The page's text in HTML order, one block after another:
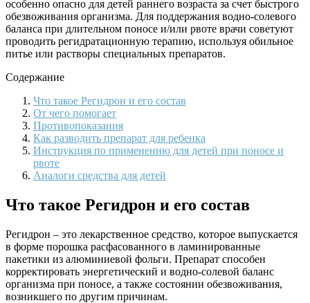
особенно опасно для детей раннего возраста за счет быстрого
обезвоживания организма. Для поддержания водно-солевого
баланса при длительном поносе и/или рвоте врачи советуют
проводить регидратационную терапию, используя обильное
питье или растворы специальных препаратов.
Содержание
Что такое Регидрон и его состав
От чего помогает
Противопоказания
Как разводить препарат для ребенка
Инструкция по применению для детей при поносе и
рвоте
Аналоги средства для детей
Что такое Регидрон и его состав
Регидрон – это лекарственное средство, которое выпускается
в форме порошка расфасованного в ламинированные
пакетики из алюминиевой фольги. Препарат способен
корректировать энергетический и водно-солевой баланс
организма при поносе, а также состоянии обезвоживания,
возникшего по другим причинам.